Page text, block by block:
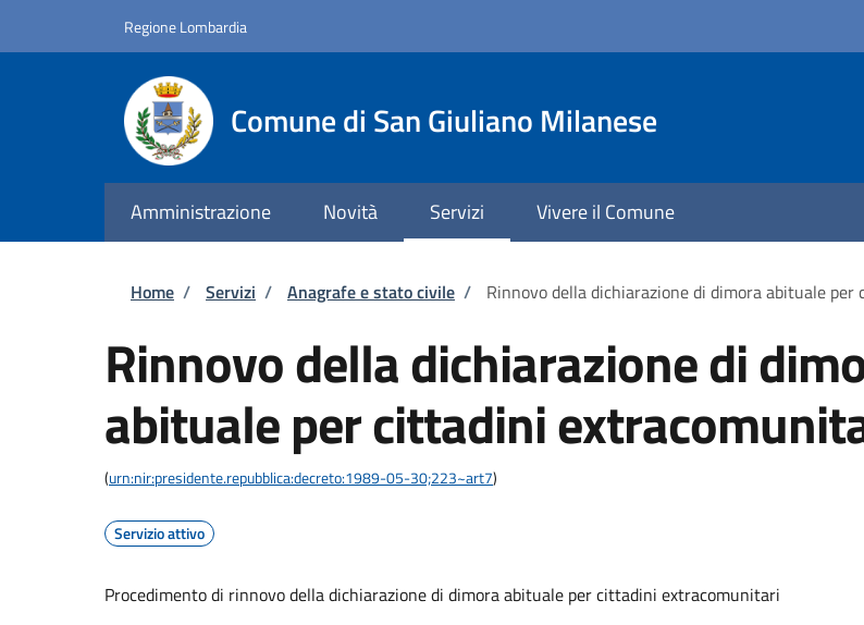
Regione Lombardia
Comune di San Giuliano Milanese
Amministrazione Novità Servizi Vivere il Comune
Briciole di pane
Home / Servizi / Anagrafe e stato civile / Rinnovo della dichiarazione di dimora abituale
Rinnovo della dichiarazione di
abituale per cittadini
(urn:nir:presidente.repubblica:decreto:1989-05-30;223~art7)
Servizio attivo
Procedimento di rinnovo della dichiarazione di dimora abituale per cittadini extracomunitari